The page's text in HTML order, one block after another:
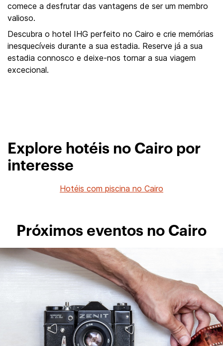
comece a desfrutar das vantagens de ser um membro
valioso.
Descubra o hotel IHG perfeito no Cairo e crie memórias
inesquecíveis durante a sua estadia. Reserve já a sua
estadia connosco e deixe-nos tornar a sua viagem
excecional.
Explore hotéis no Cairo por
interesse
Hotéis com piscina no Cairo
Próximos eventos no Cairo